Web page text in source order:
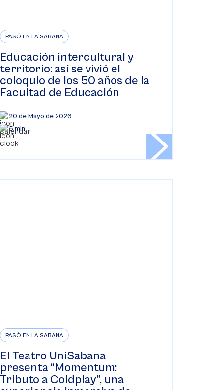
PASÓ EN LA SABANA
Educación intercultural y
territorio: así se vivió el
coloquio de los 50 años de la
Facultad de Educación
20 de Mayo de 2026
5 min
PASÓ EN LA SABANA
El Teatro UniSabana
presenta “Momentum:
Tributo a Coldplay”, una